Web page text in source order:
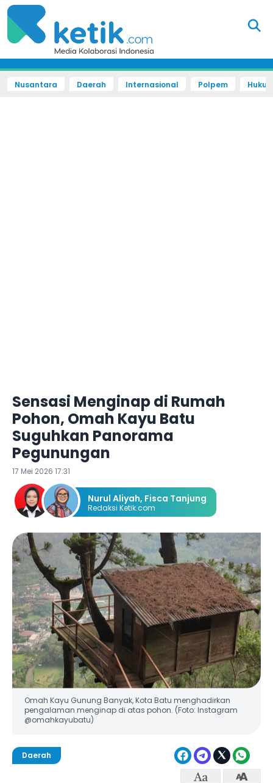
Nusantara Daerah Internasional Polpem
Sensasi Menginap di Rumah
Pohon, Omah Kayu Batu
Suguhkan Panorama
Pegunungan
17 Mei 2026 17:31
Nurul Aliyah, Fisca Tanjung
Redaksi Ketik.com
Omah Kayu Gunung Banyak, Kota Batu menghadirkan
pengalaman menginap di atas pohon. (Foto: Instagram
@omahkayubatu)
Daerah